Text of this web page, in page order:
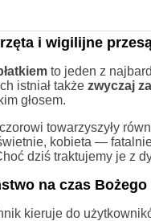
i wigilijne
to jeden z
istniał także zwyczaj
głosem.
towarzyszyły
kobieta —
dziś traktujemy je z
na czas
kieruje do